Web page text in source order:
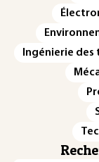
Ingénierie